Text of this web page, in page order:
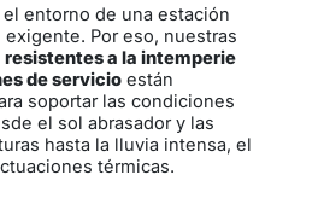
el entorno de una estación
Por eso, nuestras
resistentes a la intemperie
de servicioestán
soportar las condiciones
el sol abrasador y las
hasta la lluvia intensa, el
térmicas.